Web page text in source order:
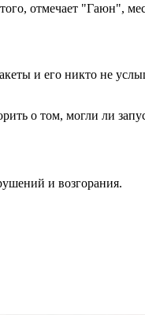
отмечает "Гаюн",
и его никто не
о том, могли ли
и возгорания.